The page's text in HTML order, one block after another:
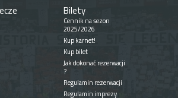
Bilety
Cennik na sezon
2025/2026
Kup karnet!
Kup bilet
Jak dokonać rezerwacji
?
Regulamin rezerwacji
Regulamin imprezy